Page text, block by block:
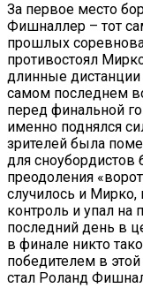
За первое место
Фишналлер – тот
прошлых
противостоял
длинные
самом последнем
перед финальной
именно поднялся
зрителей была
для
преодоления
случилось и Мирко,
контроль и упал на
последний день в
в финале никто
победителем в
стал Роланд